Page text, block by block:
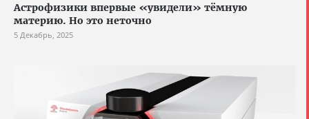
Астрофизики впервые «увидели» тёмную
материю. Но это неточно
5 Декабрь, 2025